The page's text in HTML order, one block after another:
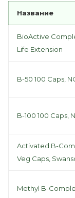
Название
BioActive
Life Extension
B-50 100 Caps,
B-100 100 Caps,
Activated B-
Veg Caps,
Methyl B-